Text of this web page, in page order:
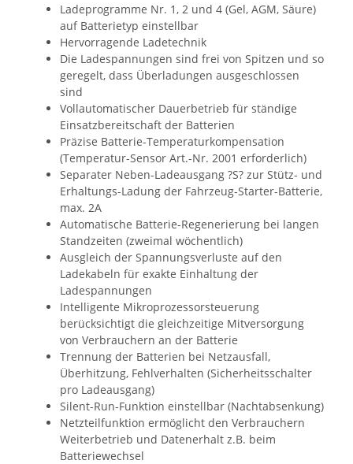
Ladeprogramme Nr. 1, 2 und 4 (Gel, AGM, Säure)
auf Batterietyp einstellbar
Hervorragende Ladetechnik
Die Ladespannungen sind frei von Spitzen und so
geregelt, dass Überladungen ausgeschlossen
sind
Vollautomatischer Dauerbetrieb für ständige
Einsatzbereitschaft der Batterien
Präzise Batterie-Temperaturkompensation
(Temperatur-Sensor Art.-Nr. 2001 erforderlich)
Separater Neben-Ladeausgang ?S? zur Stütz- und
Erhaltungs-Ladung der Fahrzeug-Starter-Batterie,
max. 2A
Automatische Batterie-Regenerierung bei langen
Standzeiten (zweimal wöchentlich)
Ausgleich der Spannungsverluste auf den
Ladekabeln für exakte Einhaltung der
Ladespannungen
Intelligente Mikroprozessorsteuerung
berücksichtigt die gleichzeitige Mitversorgung
von Verbrauchern an der Batterie
Trennung der Batterien bei Netzausfall,
Überhitzung, Fehlverhalten (Sicherheitsschalter
pro Ladeausgang)
Silent-Run-Funktion einstellbar (Nachtabsenkung)
Netzteilfunktion ermöglicht den Verbrauchern
Weiterbetrieb und Datenerhalt z.B. beim
Batteriewechsel